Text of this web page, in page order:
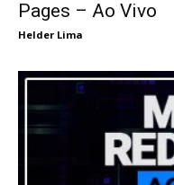
Pages – Ao Vivo
Helder Lima